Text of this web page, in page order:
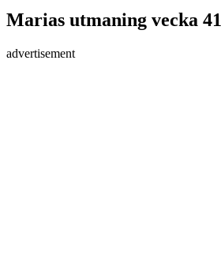
Marias utmaning vecka 41
advertisement